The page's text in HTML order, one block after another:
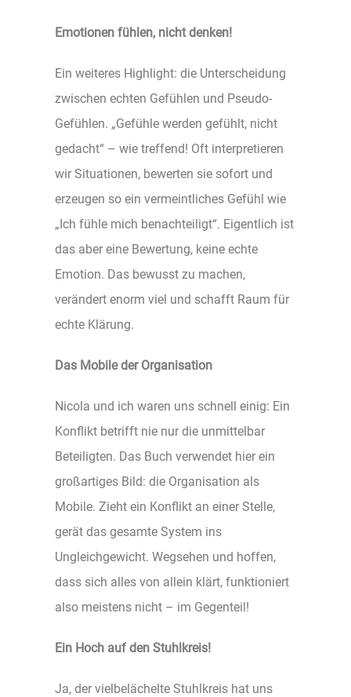
Emotionen fühlen, nicht denken!
Ein weiteres Highlight: die Unterscheidung
zwischen echten Gefühlen und Pseudo-
Gefühlen. „Gefühle werden gefühlt, nicht
gedacht“ – wie treffend! Oft interpretieren
wir Situationen, bewerten sie sofort und
erzeugen so ein vermeintliches Gefühl wie
„Ich fühle mich benachteiligt“. Eigentlich ist
das aber eine Bewertung, keine echte
Emotion. Das bewusst zu machen,
verändert enorm viel und schafft Raum für
echte Klärung.
Das Mobile der Organisation
Nicola und ich waren uns schnell einig: Ein
Konflikt betrifft nie nur die unmittelbar
Beteiligten. Das Buch verwendet hier ein
großartiges Bild: die Organisation als
Mobile. Zieht ein Konflikt an einer Stelle,
gerät das gesamte System ins
Ungleichgewicht. Wegsehen und hoffen,
dass sich alles von allein klärt, funktioniert
also meistens nicht – im Gegenteil!
Ein Hoch auf den Stuhlkreis!
Ja, der vielbelächelte Stuhlkreis hat uns